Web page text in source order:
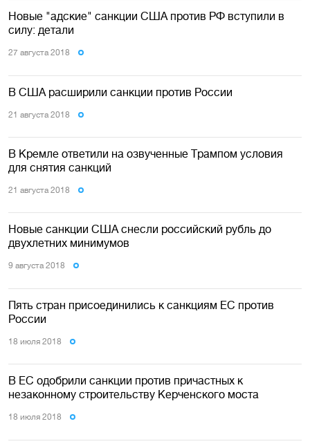
Новые "адские" санкции США против РФ вступили в
силу: детали
27 августа 2018
В США расширили санкции против России
21 августа 2018
В Кремле ответили на озвученные Трампом условия
для снятия санкций
21 августа 2018
Новые санкции США снесли российский рубль до
двухлетних минимумов
9 августа 2018
Пять стран присоединились к санкциям ЕС против
России
18 июля 2018
В ЕС одобрили санкции против причастных к
незаконному строительству Керченского моста
18 июля 2018